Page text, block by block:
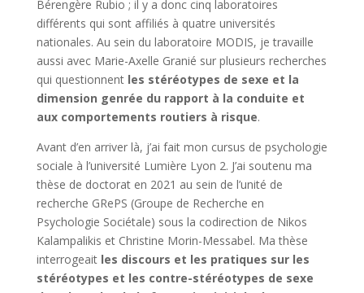
Bérengère Rubio ; il y a donc cinq laboratoires
différents qui sont affiliés à quatre universités
nationales. Au sein du laboratoire MODIS, je travaille
aussi avec Marie-Axelle Granié sur plusieurs recherches
qui questionnent les stéréotypes de sexe et la
dimension genrée du rapport à la conduite et
aux comportements routiers à risque.
Avant d’en arriver là, j’ai fait mon cursus de psychologie
sociale à l’université Lumière Lyon 2. J’ai soutenu ma
thèse de doctorat en 2021 au sein de l’unité de
recherche GRePS (Groupe de Recherche en
Psychologie Sociétale) sous la codirection de Nikos
Kalampalikis et Christine Morin-Messabel. Ma thèse
interrogeait les discours et les pratiques sur les
stéréotypes et les contre-stéréotypes de sexe